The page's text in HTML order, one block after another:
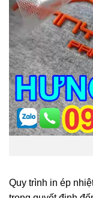
Quy trình in ép